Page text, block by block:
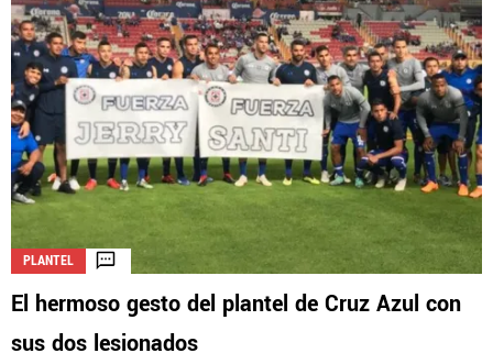
PLANTEL
El hermoso gesto del plantel de Cruz Azul con
sus dos lesionados